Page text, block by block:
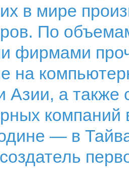
в мире
По
фирмами
на
Азии, а также
— в